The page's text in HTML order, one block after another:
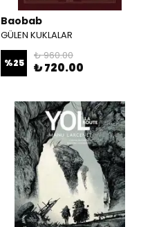
Baobab
GÜLEN KUKLALAR
%25
₺ 960.00
₺ 720.00